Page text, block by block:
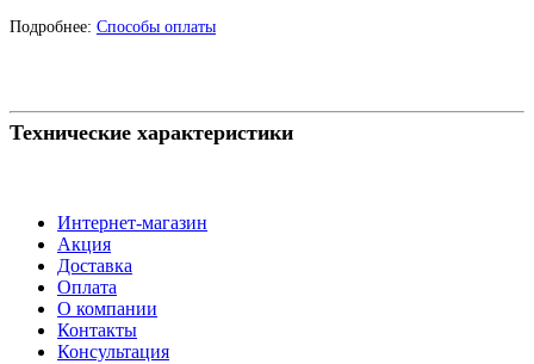
Подробнее: Способы оплаты
Технические характеристики
Интернет-магазин
Акция
Доставка
Оплата
О компании
Контакты
Консультация